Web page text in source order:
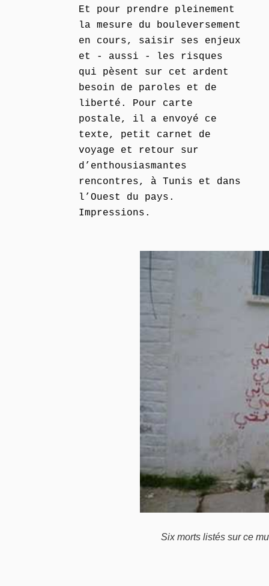
Et pour prendre pleinement
la mesure du bouleversement
en cours, saisir ses enjeux
et - aussi - les risques
qui pèsent sur cet ardent
besoin de paroles et de
liberté. Pour carte
postale, il a envoyé ce
texte, petit carnet de
voyage et retour sur
d’enthousiasmantes
rencontres, à Tunis et dans
l’Ouest du pays.
Impressions.
Six morts listés sur ce